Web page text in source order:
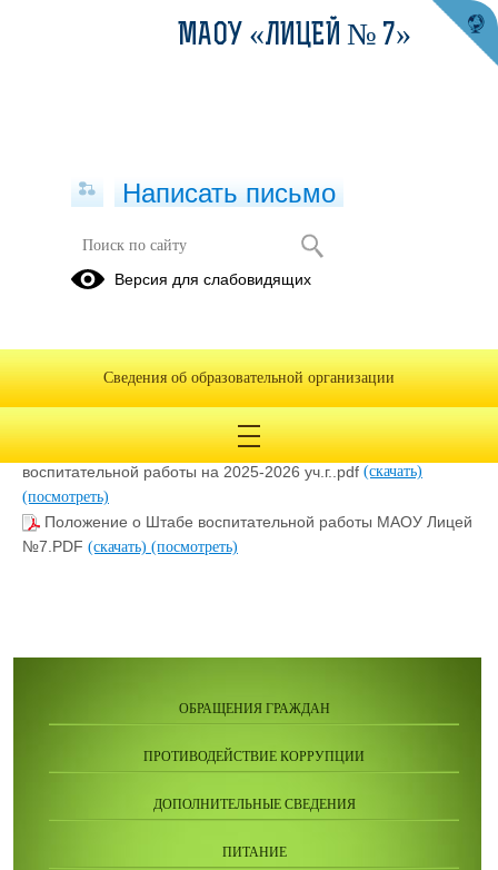
ШВР
уч.г..pdf
План график проведения заседаний Штаба
воспитательной работы на 2025-2026 уч.г..pdf (скачать)
(посмотреть)
Положение о Штабе воспитательной работы МАОУ Лицей
№7.PDF (скачать) (посмотреть)
ОБРАЩЕНИЯ ГРАЖДАН
ПРОТИВОДЕЙСТВИЕ КОРРУПЦИИ
ДОПОЛНИТЕЛЬНЫЕ СВЕДЕНИЯ
ПИТАНИЕ
МАОУ «ЛИЦЕЙ № 7»
Написать письмо
Версия для слабовидящих
Сведения об образовательной организации